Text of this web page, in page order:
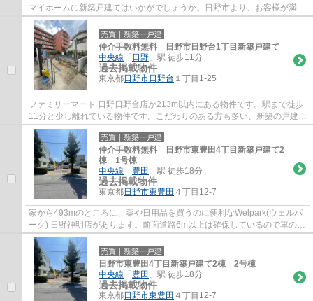
マイホームに新築戸建てはいかがでしょうか。日野市より、お客様が満足
のいく戸建てが見つかるまで、当社は全力...
売買｜新築一戸建
仲介手数料無料 日野市日野台1丁目新築戸建て
中央線 「 日野 」駅 徒歩11分
過去掲載物件
東京都日野市日野台 １丁目1-25
ファミリーマート 日野日野台店が213m以内にある物件です。駅まで徒歩
11分と少し離れている物件です。こだわりのある方も多い、新築の戸建て
物件となっております。南側に道路があるた...
売買｜新築一戸建
仲介手数料無料 日野市東豊田4丁目新築戸建て2
棟 1号棟
中央線 「 豊田 」駅 徒歩18分
過去掲載物件
東京都日野市東豊田 ４丁目12-7
家から493mのところに、薬や日用品を買うのに便利なWelpark(ウェルパ
ーク) 日野神明店があります。前面道路6m以上は確保しているので車の出
し入れもラクラクです。一生に一度のマイホ...
売買｜新築一戸建
日野市東豊田4丁目新築戸建て2棟 2号棟
中央線 「 豊田 」駅 徒歩18分
過去掲載物件
東京都日野市東豊田 ４丁目12-7